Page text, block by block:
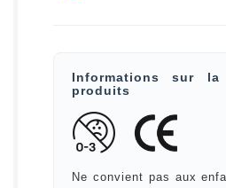
Informations sur
produits
Ne convient pas aux